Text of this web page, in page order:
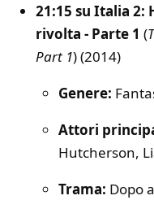
21:15 su Italia 2:
rivolta - Parte 1 (
Part 1) (2014)
Genere:
Attori
Hutcherson,
Trama: Dopo